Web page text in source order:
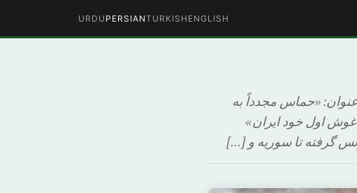
ENGLISH
TURKISH
PERSIAN
URDU
عنوان: «حماس مجدداً به
اول خود ایران»
گرفته تا سوریه و […]